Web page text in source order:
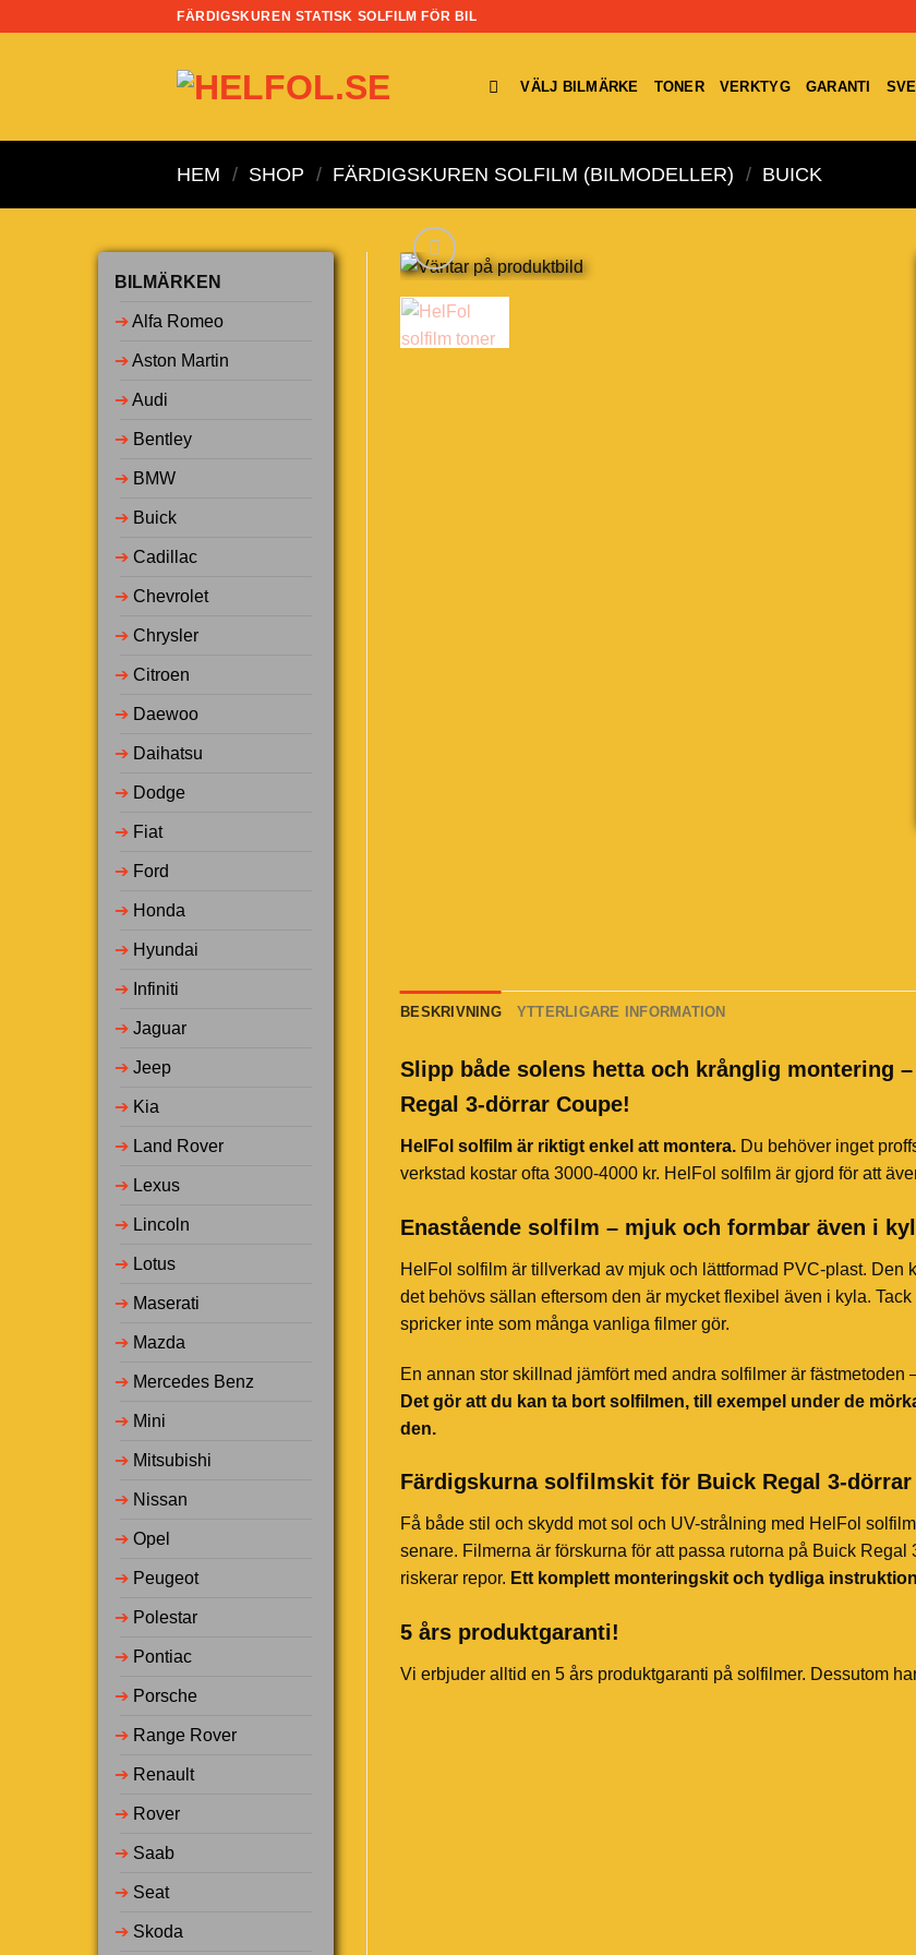
FÄRDIGSKUREN STATISK SOLFILM FÖR BIL
VÄLJ BILMÄRKE TONER VERKTYG GARANTI
HEM / SHOP / FÄRDIGSKUREN SOLFILM (BILMODELLER) / BUICK
BILMÄRKEN
➔Alfa Romeo
➔Aston Martin
➔Audi
➔ Bentley
➔ BMW
➔ Buick
➔ Cadillac
➔ Chevrolet
➔ Chrysler
➔ Citroen
➔ Daewoo
➔ Daihatsu
➔ Dodge
➔ Fiat
➔ Ford
➔ Honda
➔ Hyundai
➔ Infiniti
➔ Jaguar
➔ Jeep
➔ Kia
➔ Land Rover
➔ Lexus
➔ Lincoln
➔ Lotus
➔ Maserati
➔ Mazda
➔ Mercedes Benz
➔ Mini
➔ Mitsubishi
➔ Nissan
➔ Opel
➔ Peugeot
➔ Polestar
➔ Pontiac
➔ Porsche
➔ Range Rover
➔ Renault
➔ Rover
➔ Saab
➔ Seat
➔ Skoda
BESKRIVNING YTTERLIGARE INFORMATION
Slipp både solens hetta och krånglig montering
Regal 3-dörrar Coupe!
HelFol solfilm är riktigt enkel att montera. Du behöver inget
verkstad kostar ofta 3000-4000 kr. HelFol solfilm är gjord för att
Enastående solfilm – mjuk och formbar även i
HelFol solfilm är tillverkad av mjuk och lättformad PVC-plast.
det behövs sällan eftersom den är mycket flexibel även i kyla.
spricker inte som många vanliga filmer gör.
En annan stor skillnad jämfört med andra solfilmer är
Det gör att du kan ta bort solfilmen, till exempel under de
den.
Färdigskurna solfilmskit för Buick Regal 3-dörrar
Få både stil och skydd mot sol och UV-strålning med HelFol
senare. Filmerna är förskurna för att passa rutorna på Buick
riskerar repor. Ett komplett monteringskit och tydliga
5 års produktgaranti!
Vi erbjuder alltid en 5 års produktgaranti på solfilmer. Dessutom